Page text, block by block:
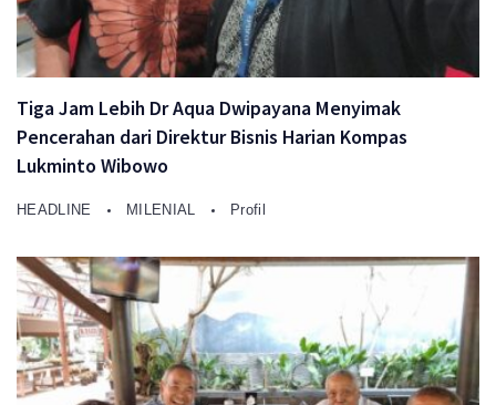
Tiga Jam Lebih Dr Aqua Dwipayana Menyimak
Pencerahan dari Direktur Bisnis Harian Kompas
Lukminto Wibowo
HEADLINE MILENIAL Profil